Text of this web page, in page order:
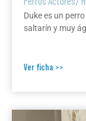
Duke es un
saltarín y muy
Ver ficha >>